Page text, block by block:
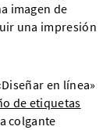
imagen de
una impresión
en línea»
de etiquetas
colgante